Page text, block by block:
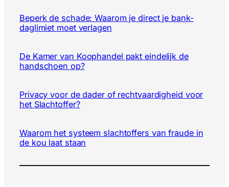
Beperk de schade: Waarom je direct je bank-
daglimiet moet verlagen
De Kamer van Koophandel pakt eindelijk de
handschoen op?
Privacy voor de dader of rechtvaardigheid voor
het Slachtoffer?
Waarom het systeem slachtoffers van fraude in
de kou laat staan